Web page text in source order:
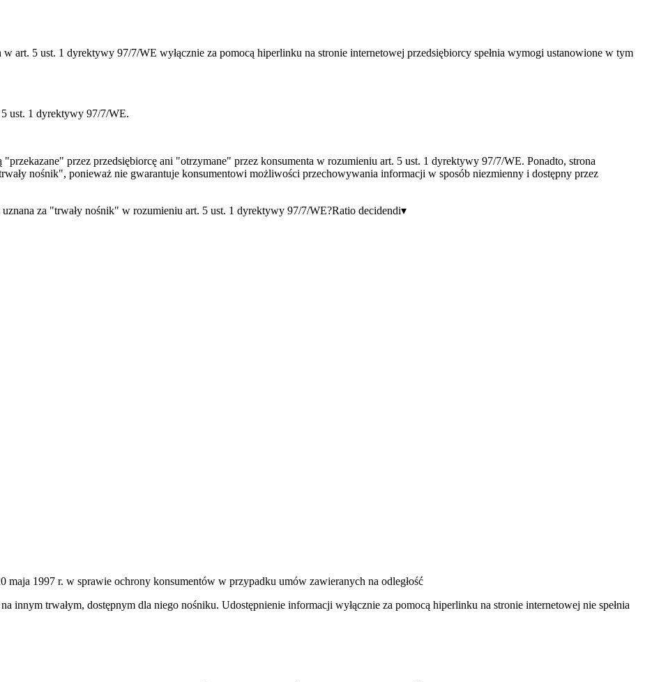
art. 5 ust. 1 dyrektywy 97/7/WE wyłącznie za pomocą hiperlinku na stronie internetowej przedsiębiorcy spełnia wymogi ustanowione w tym
ust. 1 dyrektywy 97/7/WE.
przez przedsiębiorcę ani "otrzymane" przez konsumenta w rozumieniu art. 5 ust. 1 dyrektywy 97/7/WE. Ponadto, strona
nośnik", ponieważ nie gwarantuje konsumentowi możliwości przechowywania informacji w sposób niezmienny i dostępny przez
za "trwały nośnik" w rozumieniu art. 5 ust. 1 dyrektywy 97/7/WE?Ratio decidendi▾
1997 r. w sprawie ochrony konsumentów w przypadku umów zawieranych na odległość
innym trwałym, dostępnym dla niego nośniku. Udostępnienie informacji wyłącznie za pomocą hiperlinku na stronie internetowej nie spełnia